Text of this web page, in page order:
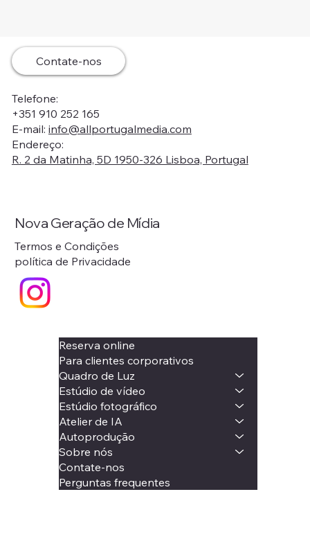
Contate-nos
Telefone:
+351 910 252 165
E-mail: info@allportugalmedia.com
Endereço:
R. 2 da Matinha, 5D 1950-326 Lisboa, Portugal
Reserva online
Para clientes corporativos
Quadro de Luz
Estúdio de vídeo
Estúdio fotográfico
Atelier de IA
Autoprodução
Sobre nós
Contate-nos
Perguntas frequentes
Nova Geração de Mídia
Termos e Condições
política de Privacidade